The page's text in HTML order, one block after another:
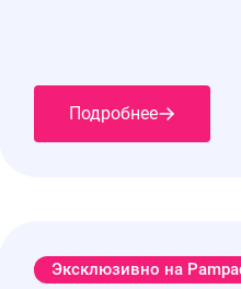
Подробнее
Эксклюзивно на